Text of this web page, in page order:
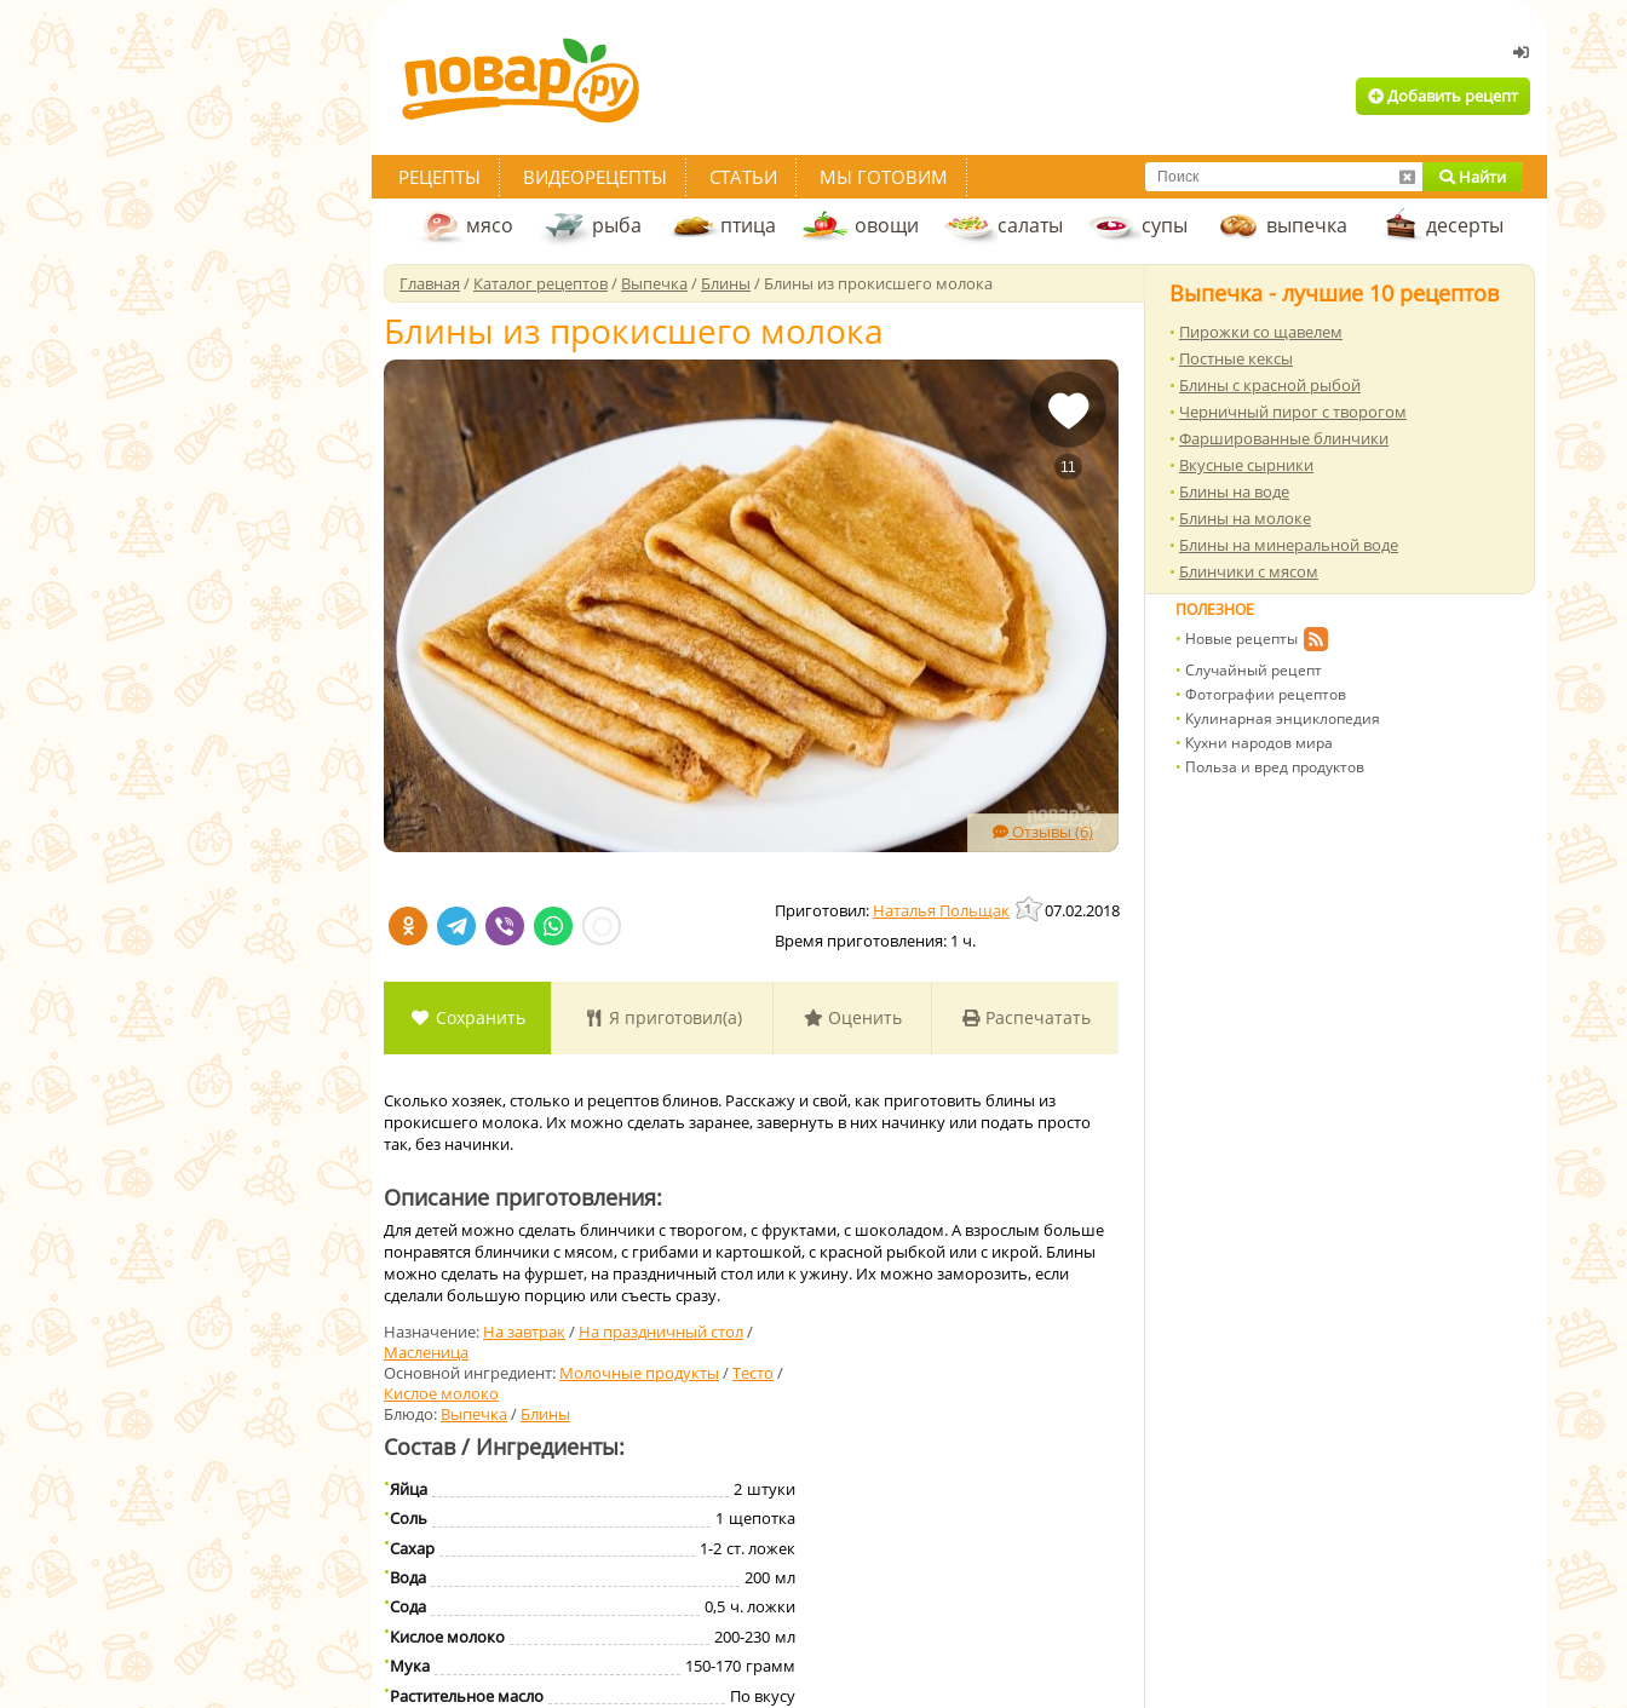
Добавить рецепт
РЕЦЕПТЫ ВИДЕОРЕЦЕПТЫ СТАТЬИ МЫ ГОТОВИМ Найти
мясо рыба птица овощи салаты супы выпечка десерты
Главная / Каталог рецептов/ Выпечка/ Блины / Блины из прокисшего молока
Блины из прокисшего молока
Отзывы (6)
11
Наталья Польщак
07.02.2018
Время приготовления: 1 ч.
Сохранить Я приготовил(а) Оценить Распечатать
Сколько хозяек, столько и рецептов блинов. Расскажу и свой, как приготовить блины из
прокисшего молока. Их можно сделать заранее, завернуть в них начинку или подать просто
так, без начинки.
Описание приготовления:
Для детей можно сделать блинчики с творогом, с фруктами, с шоколадом. А взрослым больше
понравятся блинчики с мясом, с грибами и картошкой, с красной рыбкой или с икрой. Блины
можно сделать на фуршет, на праздничный стол или к ужину. Их можно заморозить, если
сделали большую порцию или съесть сразу.
Назначение: На завтрак/ На праздничный стол/
Масленица
Основной ингредиент: Молочные продукты /Тесто /
Кислое молоко
Блюдо: Выпечка/ Блины
Состав / Ингредиенты:
Яйца 2 штуки
Соль
1 щепотка
Сахар
1-2 ст. ложек
Вода
200 мл
Сода
0,5 ч. ложки
Кислое молоко
200-230 мл
Мука
150-170 грамм
Растительное масло
По вкусу
Выпечка - лучшие 10 рецептов
Пирожки со щавелем
Постные кексы
Блины с красной рыбой
Черничный пирог с творогом
Фаршированные блинчики
Вкусные сырники
Блины на воде
Блины на молоке
Блины на минеральной воде
Блинчики с мясом
ПОЛЕЗНОЕ
Новые рецепты
Случайный рецепт
Фотографии рецептов
Кулинарная энциклопедия
Кухни народов мира
Польза и вред продуктов